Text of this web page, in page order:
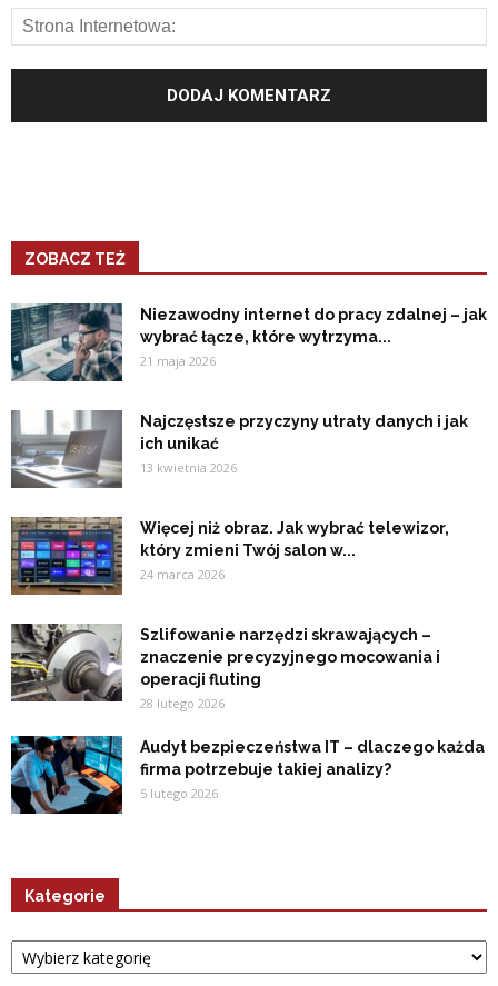
ZOBACZ TEŻ
Niezawodny internet do pracy zdalnej – jak
wybrać łącze, które wytrzyma...
21 maja 2026
Najczęstsze przyczyny utraty danych i jak
ich unikać
13 kwietnia 2026
Więcej niż obraz. Jak wybrać telewizor,
który zmieni Twój salon w...
24 marca 2026
Szlifowanie narzędzi skrawających –
znaczenie precyzyjnego mocowania i
operacji fluting
28 lutego 2026
Audyt bezpieczeństwa IT – dlaczego każda
firma potrzebuje takiej analizy?
5 lutego 2026
Kategorie
Kategorie